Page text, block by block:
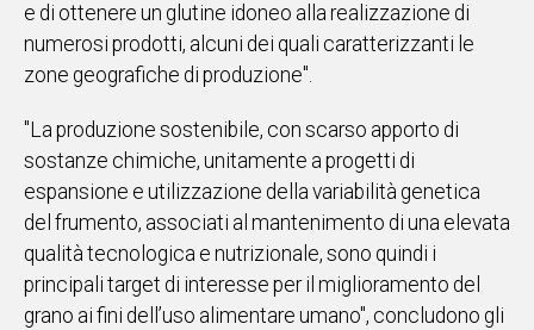
e di ottenere un glutine idoneo alla realizzazione di
numerosi prodotti, alcuni dei quali caratterizzanti le
zone geografiche di produzione".
"La produzione sostenibile, con scarso apporto di
sostanze chimiche, unitamente a progetti di
espansione e utilizzazione della variabilità genetica
del frumento, associati al mantenimento di una elevata
qualità tecnologica e nutrizionale, sono quindi i
principali target di interesse per il miglioramento del
grano ai fini dell’uso alimentare umano", concludono gli